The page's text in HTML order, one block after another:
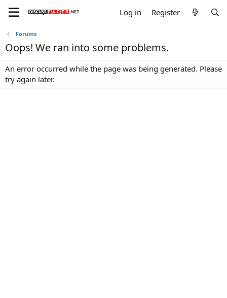
Log in Register
Forums
Oops! We ran into some problems.
An error occurred while the page was being generated. Please
try again later.